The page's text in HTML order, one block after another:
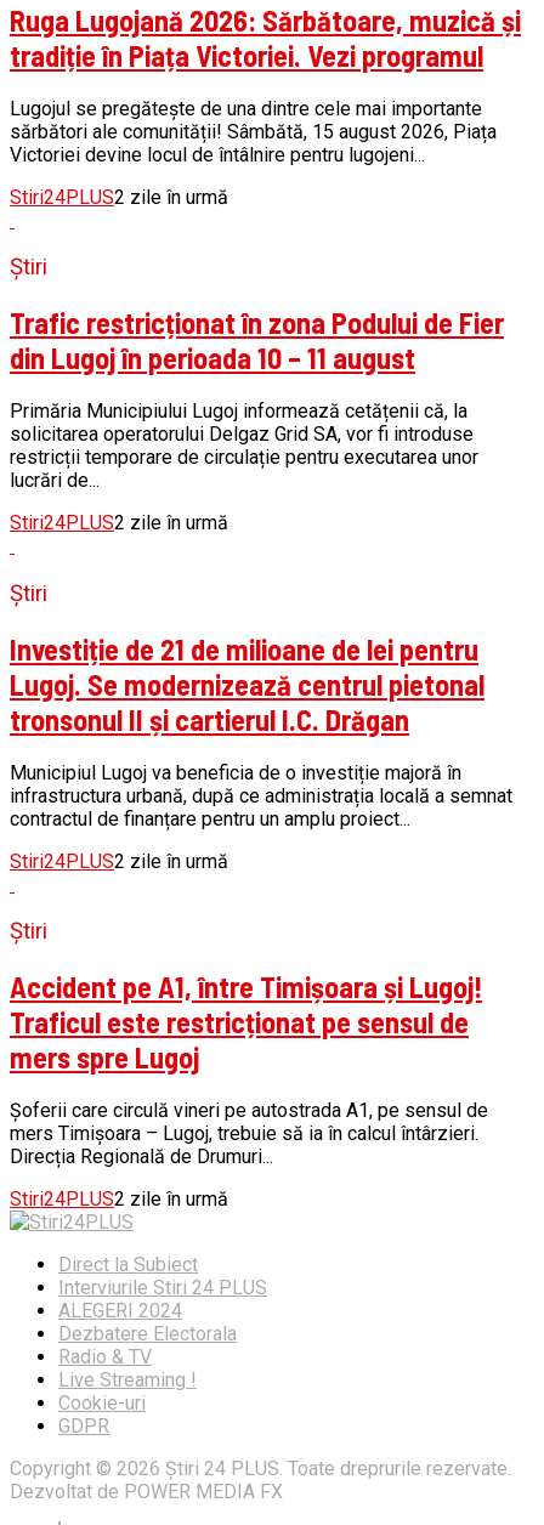
Ruga Lugojană 2026: Sărbătoare, muzică și
tradiție în Piața Victoriei. Vezi programul
Lugojul se pregătește de una dintre cele mai importante
sărbători ale comunității! Sâmbătă, 15 august 2026, Piața
Victoriei devine locul de întâlnire pentru lugojeni...
Stiri24PLUS2 zile în urmă
Știri
Trafic restricționat în zona Podului de Fier
din Lugoj în perioada 10 – 11 august
Primăria Municipiului Lugoj informează cetățenii că, la
solicitarea operatorului Delgaz Grid SA, vor fi introduse
restricții temporare de circulație pentru executarea unor
lucrări de...
Stiri24PLUS2 zile în urmă
Știri
Investiție de 21 de milioane de lei pentru
Lugoj. Se modernizează centrul pietonal
tronsonul II și cartierul I.C. Drăgan
Municipiul Lugoj va beneficia de o investiție majoră în
infrastructura urbană, după ce administrația locală a semnat
contractul de finanțare pentru un amplu proiect...
Stiri24PLUS2 zile în urmă
Știri
Accident pe A1, între Timișoara și Lugoj!
Traficul este restricționat pe sensul de
mers spre Lugoj
Șoferii care circulă vineri pe autostrada A1, pe sensul de
mers Timișoara – Lugoj, trebuie să ia în calcul întârzieri.
Direcția Regională de Drumuri...
Stiri24PLUS2 zile în urmă
Direct la Subiect
Interviurile Stiri 24 PLUS
ALEGERI 2024
Dezbatere Electorala
Radio & TV
Live Streaming !
Cookie-uri
GDPR
Copyright © 2026 Știri 24 PLUS. Toate dreprurile rezervate.
Dezvoltat de POWER MEDIA FX